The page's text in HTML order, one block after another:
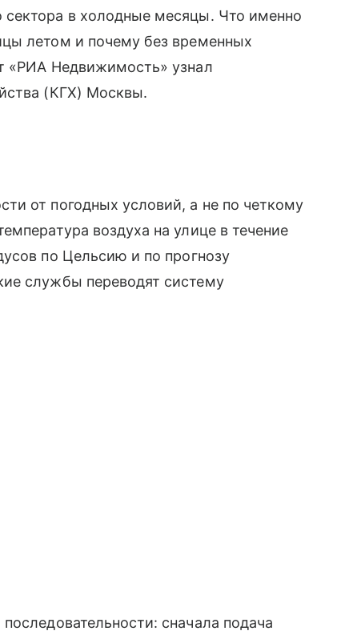
сектора в холодные месяцы. Что именно
летом и почему без временных
«РИА Недвижимость» узнал
(КГХ) Москвы.
от погодных условий, а не по четкому
воздуха на улице в течение
по Цельсию и по прогнозу
службы переводят систему
сначала подача